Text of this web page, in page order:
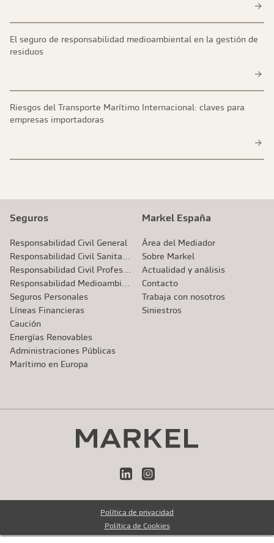
El seguro de responsabilidad medioambiental en la gestión de
residuos
Riesgos del Transporte Marítimo Internacional: claves para
empresas importadoras
Seguros
Responsabilidad Civil General
Seguros Personales
Líneas Financieras
Caución
Energías Renovables
Administraciones Públicas
Marítimo en Europa
Markel España
Área del Mediador
Sobre Markel
Actualidad y análisis
Contacto
Trabaja con nosotros
Siniestros
LinkedInInstagram
Política de privacidad
Política de Cookies
Avisos legales